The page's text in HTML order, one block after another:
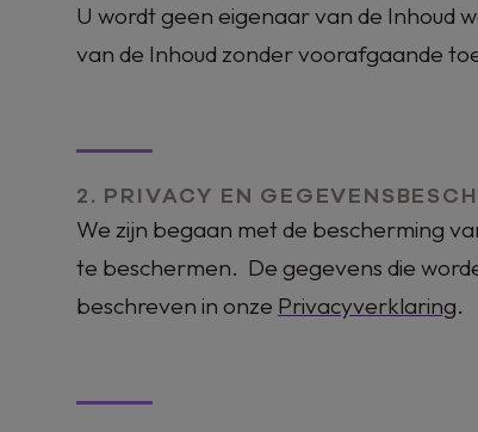
U wordt geen eigenaar van de Inhoud
van de Inhoud zonder voorafgaande
2. PRIVACY EN
We zijn begaan met de bescherming
te beschermen. De gegevens die
beschreven in onze Privacyverklaring.